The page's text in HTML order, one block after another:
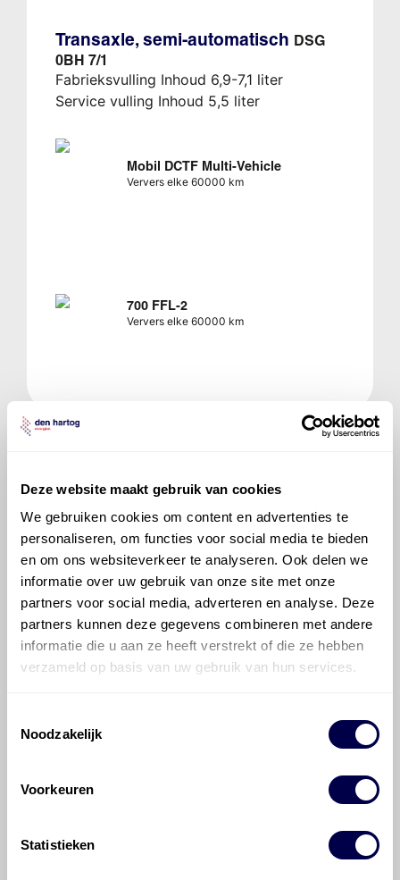
Deze website maakt gebruik van cookies
We gebruiken cookies om content en advertenties te
personaliseren, om functies voor social media te bieden
en om ons websiteverkeer te analyseren. Ook delen we
informatie over uw gebruik van onze site met onze
partners voor social media, adverteren en analyse. Deze
partners kunnen deze gegevens combineren met andere
informatie die u aan ze heeft verstrekt of die ze hebben
verzameld op basis van uw gebruik van hun services.
Noodzakelijk
Voorkeuren
Statistieken
Transaxle, semi-automatisch DSG
0BH 7/1
Fabrieksvulling Inhoud 6,9-7,1 liter
Service vulling Inhoud 5,5 liter
Mobil DCTF Multi-Vehicle
Ververs elke 60000 km
700 FFL-2
Ververs elke 60000 km
de Volkswagen Tiguan
Welke motorolie adviseert Den Hartog
voor de Volkswagen Tiguan Tiguan 2.0
TFSI (125 kW) 4Motion?
Hoeveel motorolie gaat er in een
worden bij een Volkswagen Tiguan?
Voor welke onderdelen van de